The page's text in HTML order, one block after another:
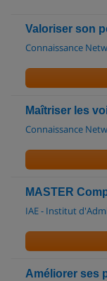
Valoriser son
Connaissance
Maîtriser les
Connaissance
MASTER
IAE - Institut
Améliorer ses